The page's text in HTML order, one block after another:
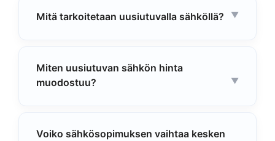
Mitä tarkoitetaan uusiutuvalla sähköllä?
Miten uusiutuvan sähkön hinta
muodostuu?
Voiko sähkösopimuksen vaihtaa kesken